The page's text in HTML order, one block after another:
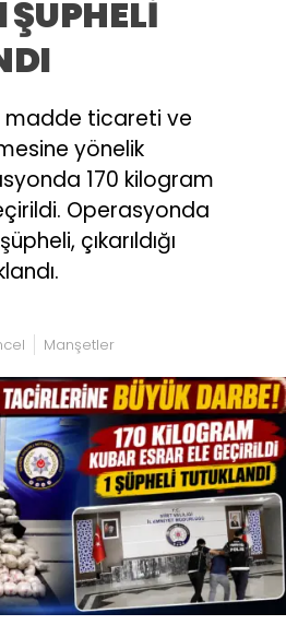
ŞÜPHELİ
madde ticareti ve
yönelik
170 kilogram
Operasyonda
çıkarıldığı
Manşetler